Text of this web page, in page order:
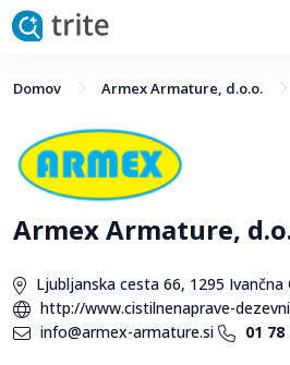
Domov Armex Armature, d.o.o.
Armex Armature,
Ljubljanska cesta 66, 1295 Ivančna
http://www.cistilnenaprave-
info@armex-armature.si
01 78